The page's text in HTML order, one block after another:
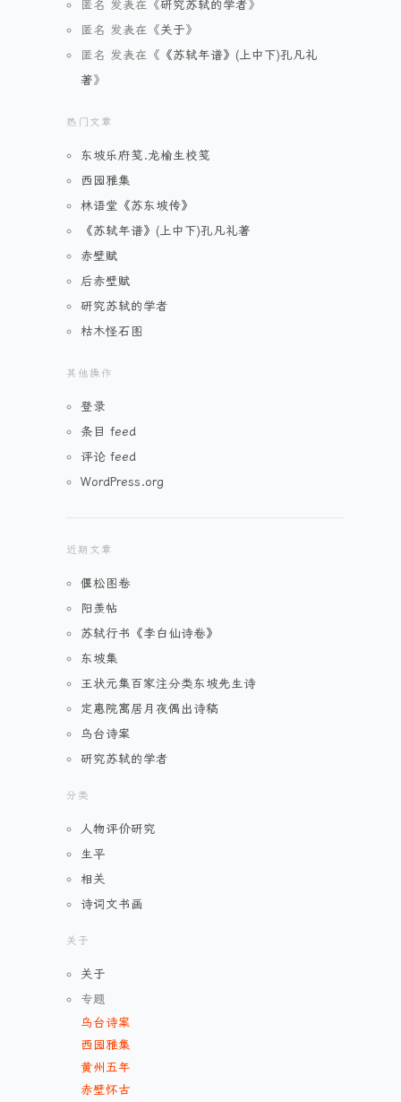
匿名 发表在《研究苏轼的学者》
匿名 发表在《关于》
匿名 发表在《 《苏轼年谱》(上中下)孔凡礼
著》
热门文章
东坡乐府笺.龙榆生校笺
西园雅集
林语堂《苏东坡传》
《苏轼年谱》(上中下)孔凡礼著
赤壁赋
后赤壁赋
研究苏轼的学者
枯木怪石图
其他操作
登录
条目 feed
评论 feed
WordPress.org
近期文章
偃松图卷
阳羡帖
苏轼行书《李白仙诗卷》
东坡集
王状元集百家注分类东坡先生诗
定惠院寓居月夜偶出诗稿
乌台诗案
研究苏轼的学者
分类
人物评价研究
生平
相关
诗词文书画
关于
关于
专题
乌台诗案
西园雅集
黄州五年
赤壁怀古